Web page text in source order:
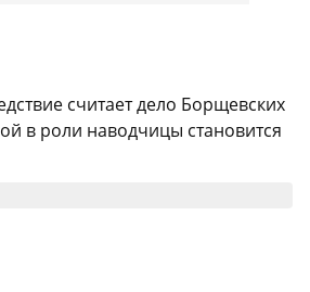
считает дело Борщевских
в роли наводчицы становится